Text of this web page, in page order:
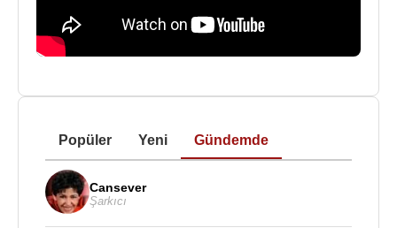
Popüler Yeni Gündemde
Cansever
Şarkıcı